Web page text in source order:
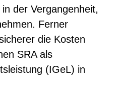
der Vergangenheit,
Ferner
die Kosten
SRA als
(IGeL) in